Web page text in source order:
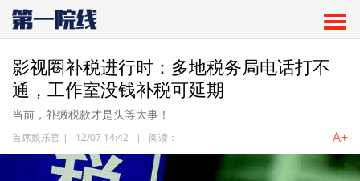
影视圈补税进行时：多地税务局电话打不
通，工作室没钱补税可延期
当前，补缴税款才是头等大事！
首席娱乐官 | 12/07 14:42 | 阅读： A+